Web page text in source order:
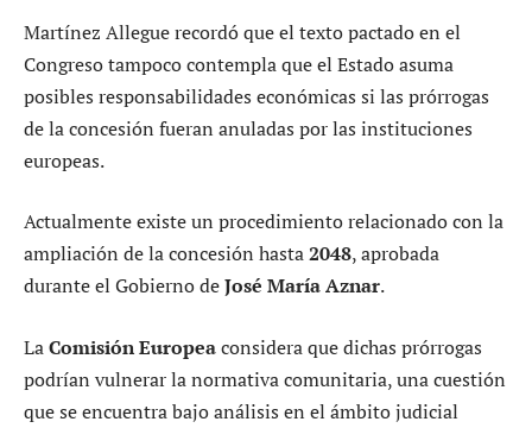
Martínez Allegue recordó que el texto pactado en el
Congreso tampoco contempla que el Estado asuma
posibles responsabilidades económicas si las prórrogas
de la concesión fueran anuladas por las instituciones
europeas.
Actualmente existe un procedimiento relacionado con la
ampliación de la concesión hasta2048, aprobada
durante el Gobierno deJosé María Aznar.
LaComisión Europeaconsidera que dichas prórrogas
podrían vulnerar la normativa comunitaria, una cuestión
que se encuentra bajo análisis en el ámbito judicial